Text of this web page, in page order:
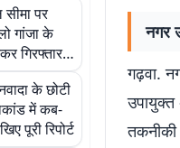
सीमा पर
गांजा के
गिरफ्तार,
की बाइक
के छोटी
में कब-
पूरी रिपोर्ट
नगर
गढ़वा.
तकनीकी